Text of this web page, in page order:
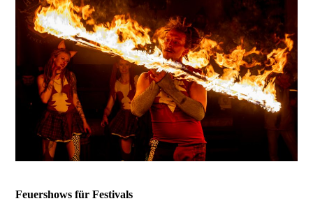
Feuershows für Festivals